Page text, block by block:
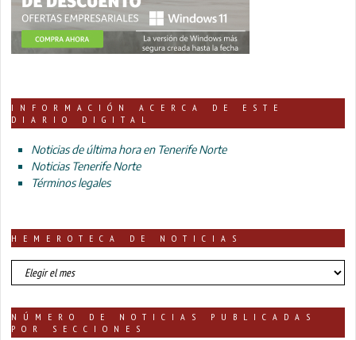
INFORMACIÓN ACERCA DE ESTE
DIARIO DIGITAL
Noticias de última hora en Tenerife Norte
Noticias Tenerife Norte
Términos legales
HEMEROTECA DE NOTICIAS
HEMEROTECA
DE
NÚMERO DE NOTICIAS PUBLICADAS
POR SECCIONES